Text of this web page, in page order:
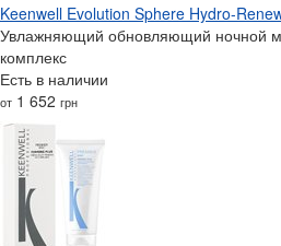
Keenwell Evolution Sphere Hydro-
Увлажняющий обновляющий ночной
комплекс
Есть в наличии
от 1 652 грн